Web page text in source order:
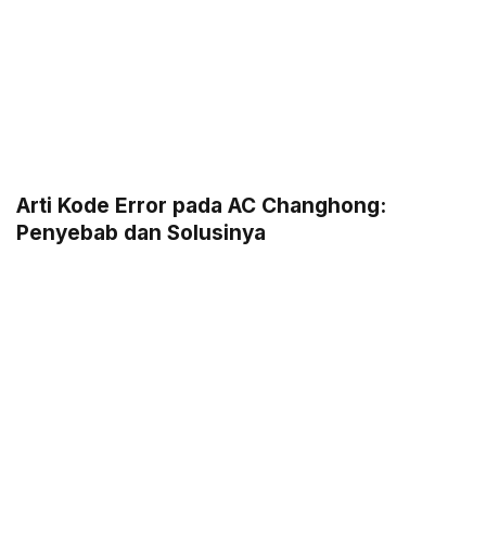
Arti Kode Error pada AC Changhong:
Penyebab dan Solusinya